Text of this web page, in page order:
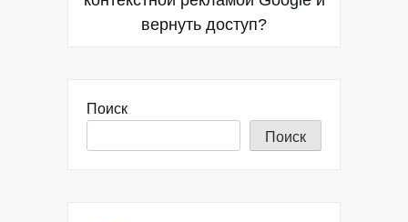
записям
вернуть доступ?
Поиск
Поиск